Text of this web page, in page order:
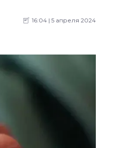
16:04 | 5 апреля 2024